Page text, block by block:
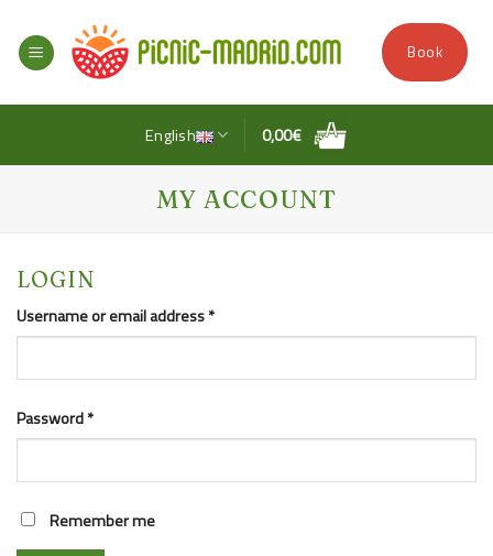
content
Book
English 0,00€
MY ACCOUNT
LOGIN
Username or email address*Required
Password*Required
Remember me